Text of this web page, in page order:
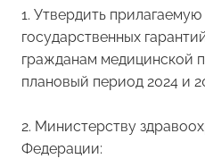
1. Утвердить
государственных
гражданам медицинской
плановый период 2024 и
2. Министерству
Федерации: